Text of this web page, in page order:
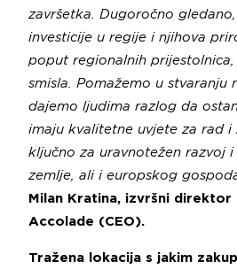
završetka. Dugoročno
investicije u regije i njihova
poput regionalnih
smisla. Pomažemo u stvaranju
dajemo ljudima razlog da
imaju kvalitetne uvjete za rad i
ključno za uravnotežen razvoj
zemlje, ali i europskog
Milan Kratina, izvršni direktor
Accolade (CEO).
Tražena lokacija s jakim